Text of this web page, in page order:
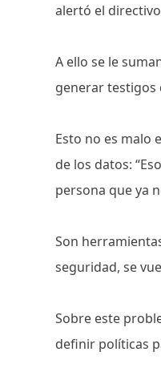
alertó el
A ello se le
generar testigos
Esto no es malo
de los datos:
persona que ya
Son
seguridad, se
Sobre este
definir políticas